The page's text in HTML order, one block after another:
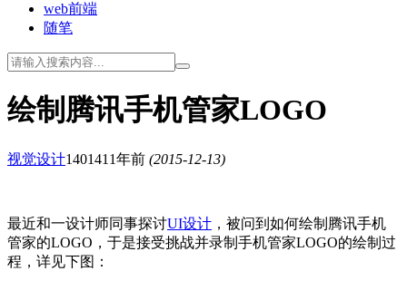
web前端
随笔
绘制腾讯手机管家LOGO
视觉设计1401411年前 (2015-12-13)
最近和一设计师同事探讨UI设计 ，被问到如何绘制腾讯手机
管家的LOGO，于是接受挑战并录制手机管家LOGO的绘制过
程，详见下图：